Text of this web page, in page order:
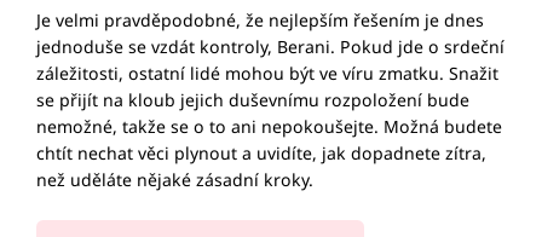
Je velmi pravděpodobné, že nejlepším řešením je dnes
jednoduše se vzdát kontroly, Berani. Pokud jde o srdeční
záležitosti, ostatní lidé mohou být ve víru zmatku. Snažit
se přijít na kloub jejich duševnímu rozpoložení bude
nemožné, takže se o to ani nepokoušejte. Možná budete
chtít nechat věci plynout a uvidíte, jak dopadnete zítra,
než uděláte nějaké zásadní kroky.